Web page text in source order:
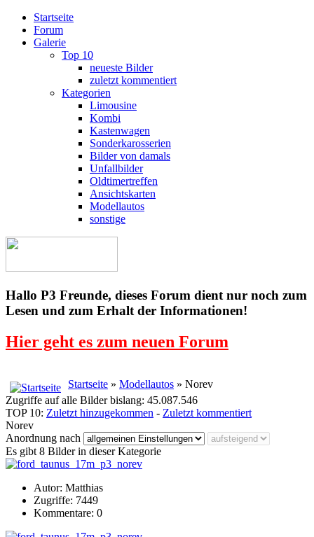
Startseite
Forum
Galerie
Top 10
neueste Bilder
zuletzt kommentiert
Kategorien
Limousine
Kombi
Kastenwagen
Sonderkarosserien
Bilder von damals
Unfallbilder
Oldtimertreffen
Ansichtskarten
Modellautos
sonstige
Hallo P3 Freunde, dieses Forum dient nur noch zum
Lesen und zum Erhalt der Informationen!
Hier geht es zum neuen Forum
Startseite » Modellautos » Norev
Zugriffe auf alle Bilder bislang: 45.087.546
TOP 10: Zuletzt hinzugekommen - Zuletzt kommentiert
Norev
Anordnung nach
Es gibt 8 Bilder in dieser Kategorie
Autor: Matthias
Zugriffe: 7449
Kommentare: 0